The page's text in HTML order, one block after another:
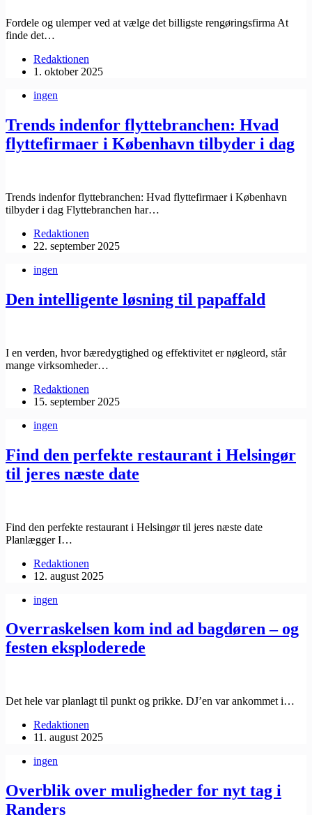
Fordele og ulemper ved at vælge det billigste rengøringsfirma At
finde det…
Redaktionen
1. oktober 2025
ingen
Trends indenfor flyttebranchen: Hvad
flyttefirmaer i København tilbyder i dag
Trends indenfor flyttebranchen: Hvad flyttefirmaer i København
tilbyder i dag Flyttebranchen har…
Redaktionen
22. september 2025
ingen
Den intelligente løsning til papaffald
I en verden, hvor bæredygtighed og effektivitet er nøgleord, står
mange virksomheder…
Redaktionen
15. september 2025
ingen
Find den perfekte restaurant i Helsingør
til jeres næste date
Find den perfekte restaurant i Helsingør til jeres næste date
Planlægger I…
Redaktionen
12. august 2025
ingen
Overraskelsen kom ind ad bagdøren – og
festen eksploderede
Det hele var planlagt til punkt og prikke. DJ’en var ankommet i…
Redaktionen
11. august 2025
ingen
Overblik over muligheder for nyt tag i
Randers